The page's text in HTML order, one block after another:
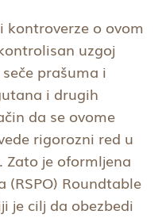
kontroverze o ovom
uzgoj
prašuma i
i drugih
da se ovome
rigorozni red u
je oformljena
Roundtable
je cilj da obezbedi